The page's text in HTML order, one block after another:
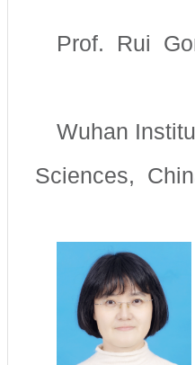
Prof. Rui
Wuhan
Sciences,